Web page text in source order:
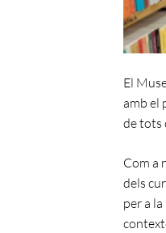
El
amb el
de tots
Com a
dels
per a